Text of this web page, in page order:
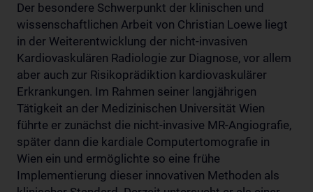
Der besondere Schwerpunkt der klinischen und
wissenschaftlichen Arbeit von Christian Loewe liegt
in der Weiterentwicklung der nicht-invasiven
Kardiovaskulären Radiologie zur Diagnose, vor allem
aber auch zur Risikoprädiktion kardiovaskulärer
Erkrankungen. Im Rahmen seiner langjährigen
Tätigkeit an der Medizinischen Universität Wien
führte er zunächst die nicht-invasive MR-Angiografie,
später dann die kardiale Computertomografie in
Wien ein und ermöglichte so eine frühe
Implementierung dieser innovativen Methoden als